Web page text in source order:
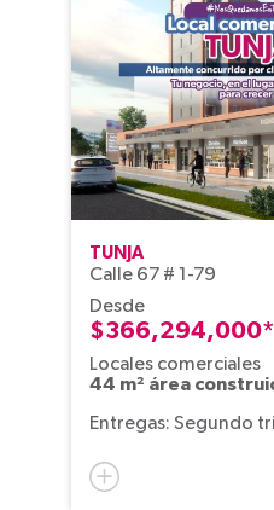
TUNJA
Calle 67 # 1-79
Desde
$366,294,000*
Locales comerciales
44 m² área
Entregas: Segundo